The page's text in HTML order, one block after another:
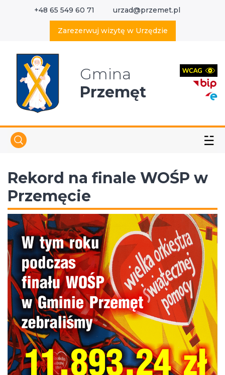
+48 65 549 60 71 urzad@przemet.pl
Zarezerwuj wizytę w Urzędzie
Gmina
Przemęt
☱
Rekord na finale WOŚP w
Przemęcie
Wyszukaj w serwisie